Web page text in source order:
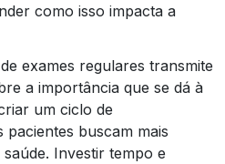
como isso impacta a
exames regulares transmite
a importância que se dá à
um ciclo de
pacientes buscam mais
Investir tempo e